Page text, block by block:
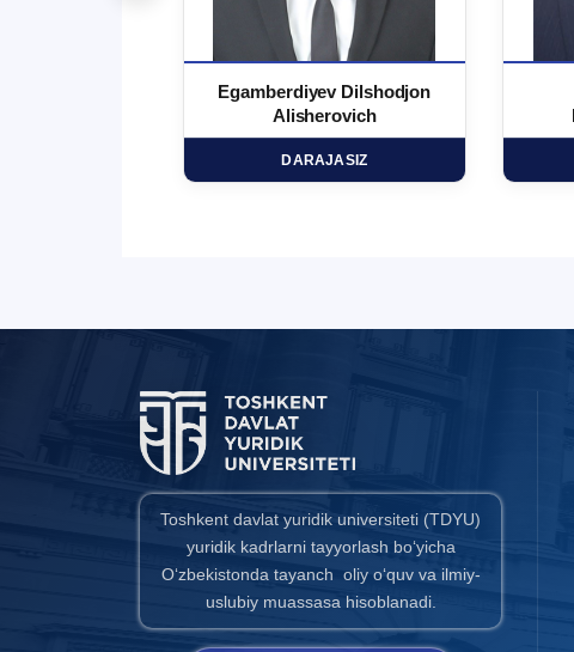
Egamberdiyev Dilshodjon
Alisherovich
DARAJASIZ
Toshkent davlat yuridik universiteti (TDYU)
yuridik kadrlarni tayyorlash bo‘yicha
O‘zbekistonda tayanch oliy o‘quv va ilmiy-
uslubiy muassasa hisoblanadi.